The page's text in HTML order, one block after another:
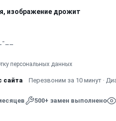
изображение дрожит
персональных данных
сайта Перезвоним за 10 минут ·
500+ замен выполнено